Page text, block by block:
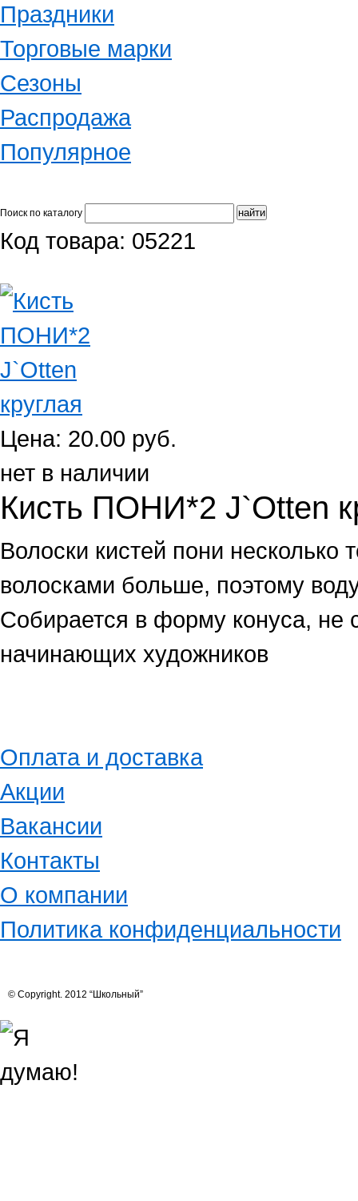
Праздники
Торговые марки
Сезоны
Распродажа
Популярное
Поиск по каталогу
Код товара: 05221
Цена: 20.00 руб.
нет в наличии
Кисть ПОНИ*2 J`Otten
Волоски кистей пони
волосками больше, поэтому
Собирается в форму конуса,
начинающих художников
Оплата и доставка
Акции
Вакансии
Контакты
О компании
Политика конфиденциальности
© Copyright. 2012 “Школьный”